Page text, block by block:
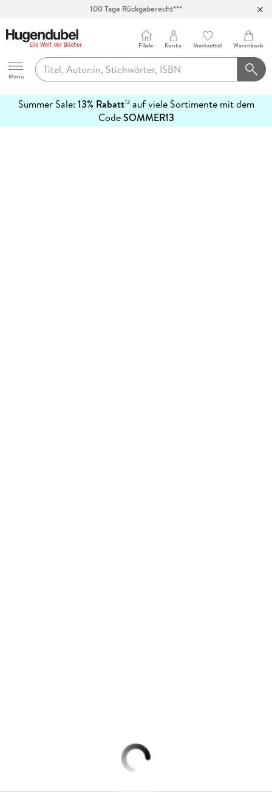
100 Tage Rückgaberecht***
Hugendubel
Menu
Filiale Konto Merkzettel Warenkorb
Summer Sale: 13% Rabatt12auf viele Sortimente mit dem
CodeSOMMER13
erfahren